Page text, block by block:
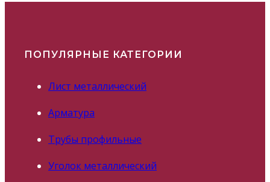
ПОПУЛЯРНЫЕ КАТЕГОРИИ
Лист металлический
Арматура
Трубы профильные
Уголок металлический